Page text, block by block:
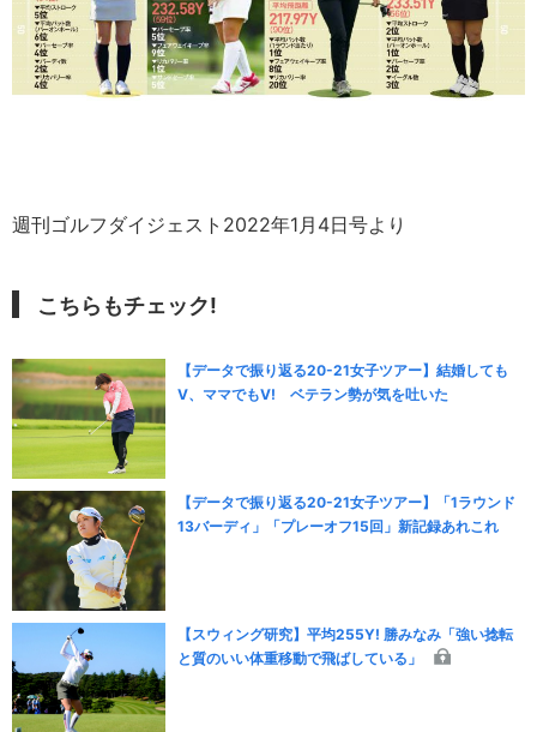
週刊ゴルフダイジェスト2022年1月4日号より
こちらもチェック!
【データで振り返る20-21女子ツアー】結婚しても
V、ママでもV! ベテラン勢が気を吐いた
【データで振り返る20-21女子ツアー】「1ラウンド
13バーディ」「プレーオフ15回」新記録あれこれ
【スウィング研究】平均255Y! 勝みなみ「強い捻転
と質のいい体重移動で飛ばしている」